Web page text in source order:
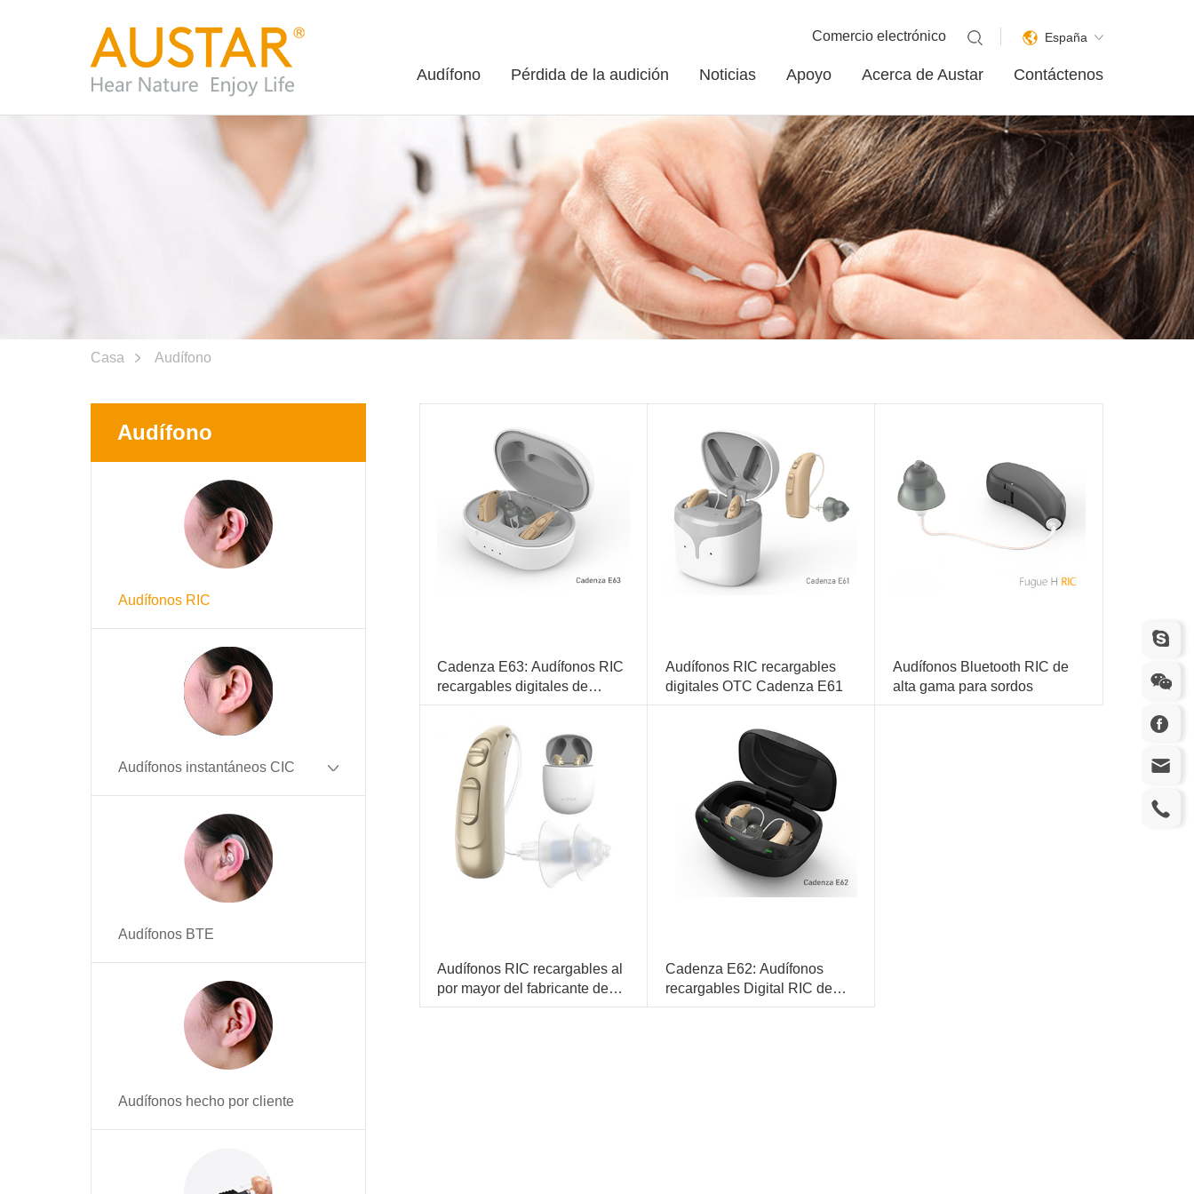
Comercio electrónico España
Audífono Pérdida de la audición Noticias Apoyo Acerca de Austar Contáctenos
Casa Audífono
Audífono
Audífonos RIC
Audífonos instantáneos CIC
Audífonos BTE
Audífonos hecho por cliente
Cadenza E63: Audífonos RIC
recargables digitales de
ajuste abierto OTC
Reducción de ruido de 12dB
Audífonos RIC recargables
digitales OTC Cadenza E61
Audífonos Bluetooth RIC de
alta gama para sordos
Audífonos RIC recargables al
por mayor del fabricante de
China
Cadenza E62: Audífonos
recargables Digital RIC de
venta libre